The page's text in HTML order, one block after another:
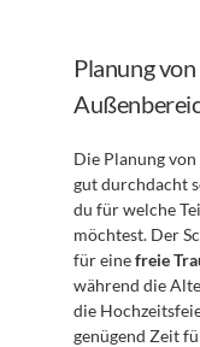
Planung
Die Planung
gut durchdacht
du für welche
möchtest. Der
für eine freie
während die
die
genügend Zeit